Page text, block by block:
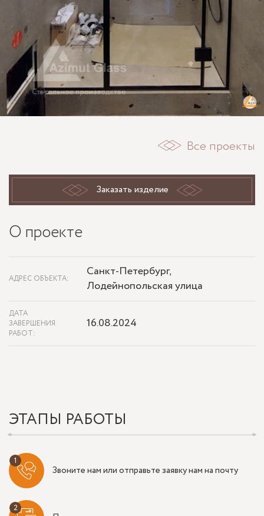
Все проекты
Заказать изделие
О проекте
АДРЕС ОБЪЕКТА:
Санкт-Петербург,
Лодейнопольская улица
ДАТА
ЗАВЕРШЕНИЯ
РАБОТ:
16.08.2024
ЭТАПЫ РАБОТЫ
Звоните нам или отправьте заявку нам на почту